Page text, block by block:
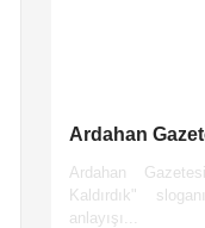
Ardahan
Ardahan
Kaldırdık"
anlayışı...